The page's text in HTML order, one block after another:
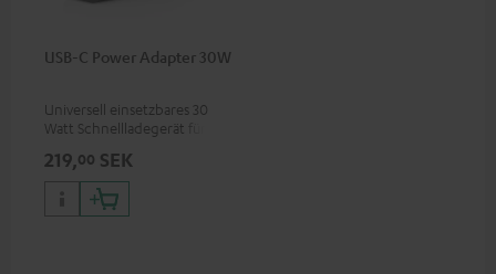
USB-C Power Adapter 30W
Universell einsetzbares 30
Watt Schnellladegerät für
Apple iPhones, Android
Smartphones, Tablets und
Geräte mit USB-C-Anschluss
219,00 SEK